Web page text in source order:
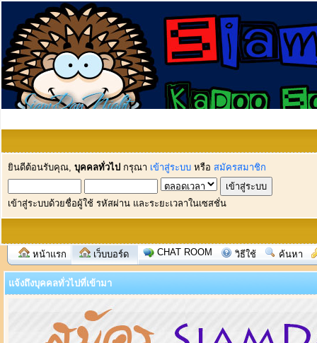
ยินดีต้อนรับคุณ, บุคคลทั่วไป กรุณา เข้าสู่ระบบ หรือ สมัครสมาชิก
เข้าสู่ระบบด้วยชื่อผู้ใช้ รหัสผ่าน และระยะเวลาในเซสชั่น
หน้าแรก เว็บบอร์ด CHAT ROOM วิธีใช้ ค้นหา
แจ้งถึงบุคคลทั่วไปที่เข้ามา